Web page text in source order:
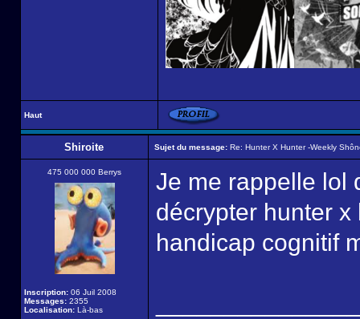
Haut
Shiroite Sujet du message: Re: Hunter X Hunter -Weekly
475 000 000 Berrys
Inscription: 06 Juil 2008
Messages: 2355
Localisation: Là-bas
Je me rappelle lol
décrypter hunter
handicap cognitif